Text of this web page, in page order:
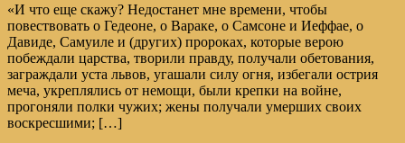
«И что еще скажу? Недостанет мне времени, чтобы
повествовать о Гедеоне, о Вараке, о Самсоне и Иеффае, о
Давиде, Самуиле и (других) пророках, которые верою
побеждали царства, творили правду, получали обетования,
заграждали уста львов, угашали силу огня, избегали острия
меча, укреплялись от немощи, были крепки на войне,
прогоняли полки чужих; жены получали умерших своих
воскресшими; […]